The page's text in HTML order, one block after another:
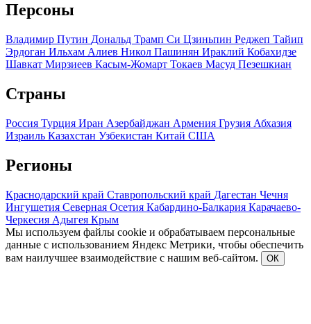
Персоны
Владимир Путин Дональд Трамп Си Цзиньпин Реджеп Тайип
Эрдоган Ильхам Алиев Никол Пашинян Ираклий Кобахидзе
Шавкат Мирзиеев Касым-Жомарт Токаев Масуд Пезешкиан
Страны
Россия Турция Иран Азербайджан Армения Грузия Абхазия
Израиль Казахстан Узбекистан Китай США
Регионы
Краснодарский край Ставропольский край Дагестан Чечня
Ингушетия Северная Осетия Кабардино-Балкария Карачаево-
Черкесия Адыгея Крым
Мы используем файлы cookie и обрабатываем персональные
данные с использованием Яндекс Метрики, чтобы обеспечить
вам наилучшее взаимодействие с нашим веб-сайтом.
ОК